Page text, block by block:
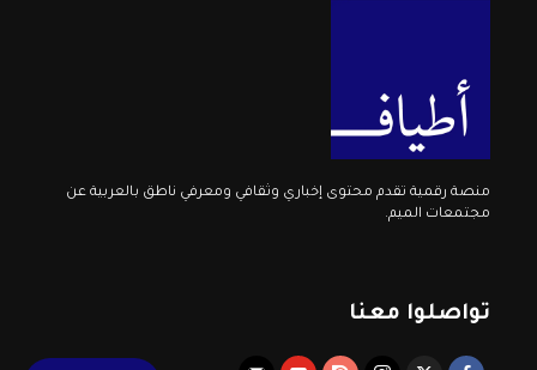
منصة رقمية تقدم محتوى إخباري وثقافي ومعرفي ناطق بالعربية عن
مجتمعات الميم.
تواصلوا معنا